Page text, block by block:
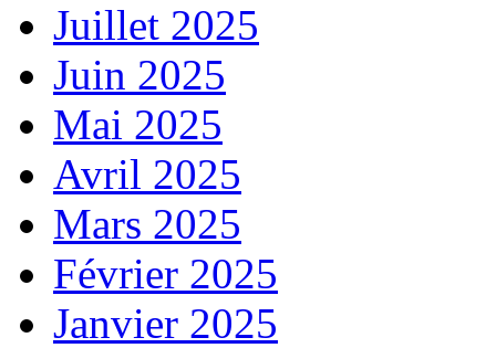
Juillet 2025
Juin 2025
Mai 2025
Avril 2025
Mars 2025
Février 2025
Janvier 2025